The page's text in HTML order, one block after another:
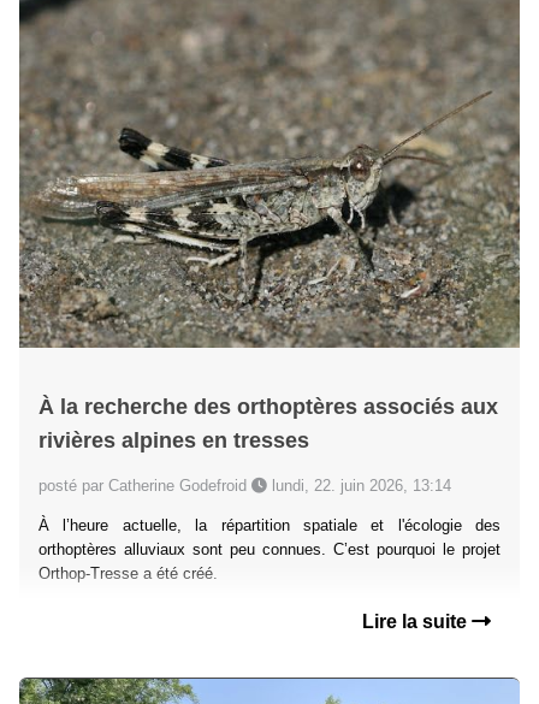
À la recherche des orthoptères associés aux
rivières alpines en tresses
posté par Catherine Godefroid lundi, 22. juin 2026, 13:14
À l’heure actuelle, la répartition spatiale et l'écologie des
orthoptères alluviaux sont peu connues. C’est pourquoi le projet
Orthop-Tresse a été créé.
Lire la suite